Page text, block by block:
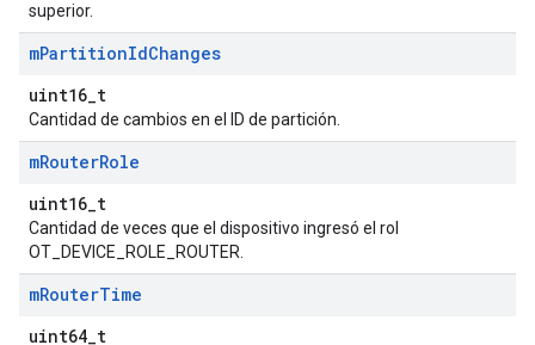
superior.
mPartitionIdChanges
uint16_t
Cantidad de cambios en el ID de partición.
mRouterRole
uint16_t
Cantidad de veces que el dispositivo ingresó el rol
OT_DEVICE_ROLE_ROUTER.
mRouterTime
uint64_t